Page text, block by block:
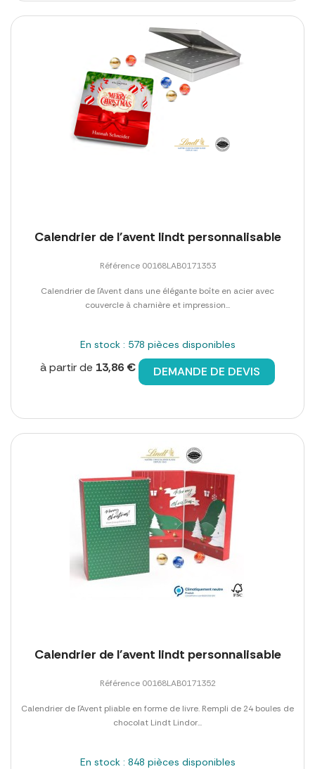
Calendrier de l'avent lindt personnalisable
Référence 00168LAB0171353
Calendrier de l´Avent dans une élégante boîte en acier avec
couvercle à charnière et impression...
En stock : 578 pièces disponibles
à partir de 13,86 € DEMANDE DE DEVIS
Calendrier de l'avent lindt personnalisable
Référence 00168LAB0171352
Calendrier de l´Avent pliable en forme de livre. Rempli de 24 boules de
chocolat Lindt Lindor...
En stock : 848 pièces disponibles